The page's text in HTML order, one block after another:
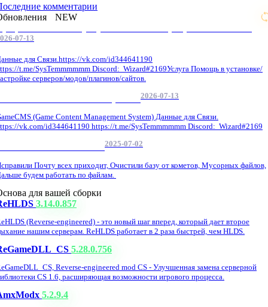
комментарии
NEW
07-13
для Связи.https://vk.com/id344641190
t.me/SysTemmmmmm Discord: Wizard#2169Услуга Помощь в установке/
серверов/модов/плагинов/сайтов.
2026-07-13
(Game Content Management System) Данные для Связи.
vk.com/id344641190 https://t.me/SysTemmmmmm Discord: Wizard#2169
2025-07-02
Почту всех приходит, Очистили базу от кометов, Мусорных файлов,
будем работать по файлам.
для вашей сборки
3.14.0.857
(Reverse-engineered) - это новый шаг вперед, который дает второе
нашим серверам. ReHLDS работает в 2 раза быстрей, чем HLDS.
5.28.0.756
Reverse-engineered mod CS - Улучшенная замена серверной
CS 1.6, расширяющая возможности игрового процесса.
5.2.9.4